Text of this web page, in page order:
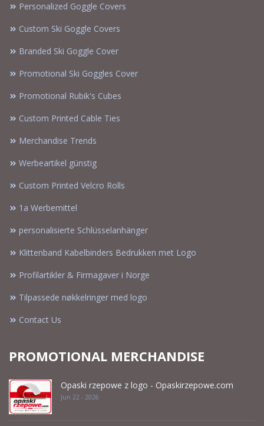
Personalized Goggle Covers
Custom Ski Goggle Covers
Branded Ski Goggle Cover
Promotional Ski Goggles Cover
Promotional Rubik's Cubes
Custom Printed Cable Ties
Merchandise Trends
Werbeartikel günstig
Custom Printed Velcro Rolls
1a Werbemittel
personalisierte Schlüsselanhänger
Klittenband Kabelbinders Bedrukken met Logo
Profilartikler & Firmagaver i Norge
Tilpassede nøkkelringer med logo
Contact Us
PROMOTIONAL MERCHANDISE
Opaski rzepowe z logo - Opaskirzepowe.com
Jun 22 - 2026